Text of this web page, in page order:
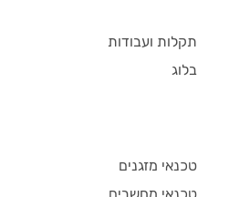
תקלות ועבודות
בלוג
טכנאי מזגנים